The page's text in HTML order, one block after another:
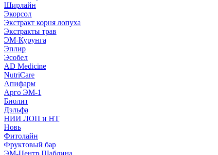
Ширлайн
Экорсол
Экстракт корня лопуха
Экстракты трав
ЭМ-Курунга
Эплир
Эсобел
AD Medicine
NutriCare
Апифарм
Арго ЭМ-1
Биолит
Дэльфа
НИИ ЛОП и НТ
Новь
Фитолайн
Фруктовый бар
ЭМ-Центр Шаблина